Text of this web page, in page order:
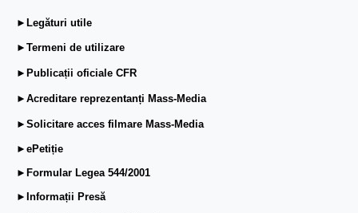
►Legături utile
►Termeni de utilizare
►Publicații oficiale CFR
►Acreditare reprezentanți Mass-Media
►Solicitare acces filmare Mass-Media
►ePetiție
►Formular Legea 544/2001
►Informații Presă